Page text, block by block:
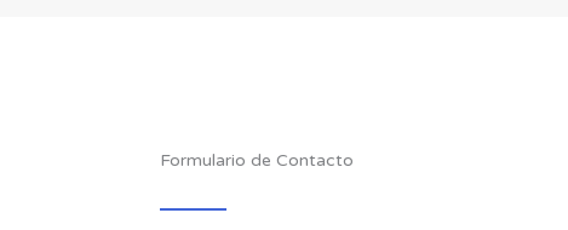
Formulario de Contacto